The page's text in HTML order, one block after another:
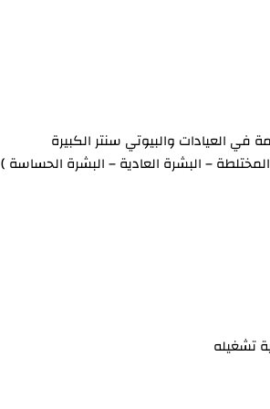
العيادات والبيوتي سنتر الكبيرة
– البشرة العادية – البشرة الحساسة )